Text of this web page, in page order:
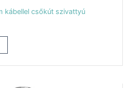
kábellel csőkút szivattyú